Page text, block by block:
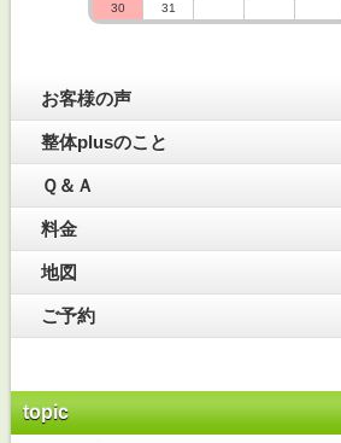
30
31
お客様の声
整体plusのこと
Ｑ＆Ａ
料金
地図
ご予約
topic